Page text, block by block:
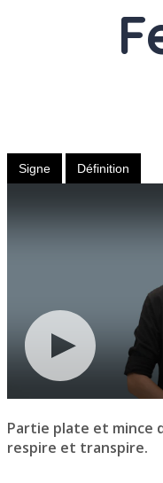
Signe Définition
Partie plate et mince
respire et transpire.